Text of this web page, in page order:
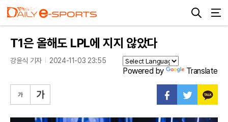
T1은 올해도 LPL에 지지 않았다
강윤식 기자 2024-11-03 23:55
Powered by Translate